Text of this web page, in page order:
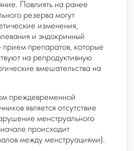
Повлиять на ранее
резерва могут
изменения,
и эндокринный
препаратов, которые
на репродуктивную
вмешательства на
преждевременной
является отсутствие
менструального
происходит
между менструациями).